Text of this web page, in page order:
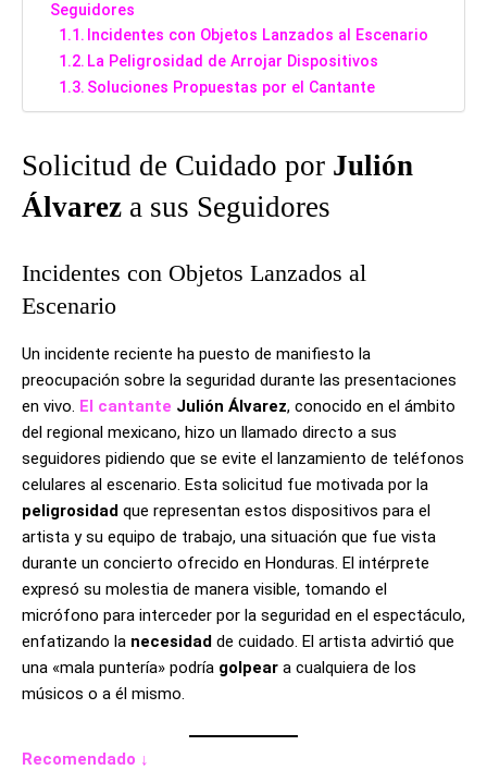
Seguidores
Incidentes con Objetos Lanzados al Escenario
La Peligrosidad de Arrojar Dispositivos
Soluciones Propuestas por el Cantante
Solicitud de Cuidado por Julión
Álvarez a sus Seguidores
Incidentes con Objetos Lanzados al
Escenario
Un incidente reciente ha puesto de manifiesto la
preocupación sobre la seguridad durante las presentaciones
en vivo. El cantante Julión Álvarez, conocido en el ámbito
del regional mexicano, hizo un llamado directo a sus
seguidores pidiendo que se evite el lanzamiento de teléfonos
celulares al escenario. Esta solicitud fue motivada por la
peligrosidad que representan estos dispositivos para el
artista y su equipo de trabajo, una situación que fue vista
durante un concierto ofrecido en Honduras. El intérprete
expresó su molestia de manera visible, tomando el
micrófono para interceder por la seguridad en el espectáculo,
enfatizando la necesidad de cuidado. El artista advirtió que
una «mala puntería» podría golpear a cualquiera de los
músicos o a él mismo.
Recomendado ↓